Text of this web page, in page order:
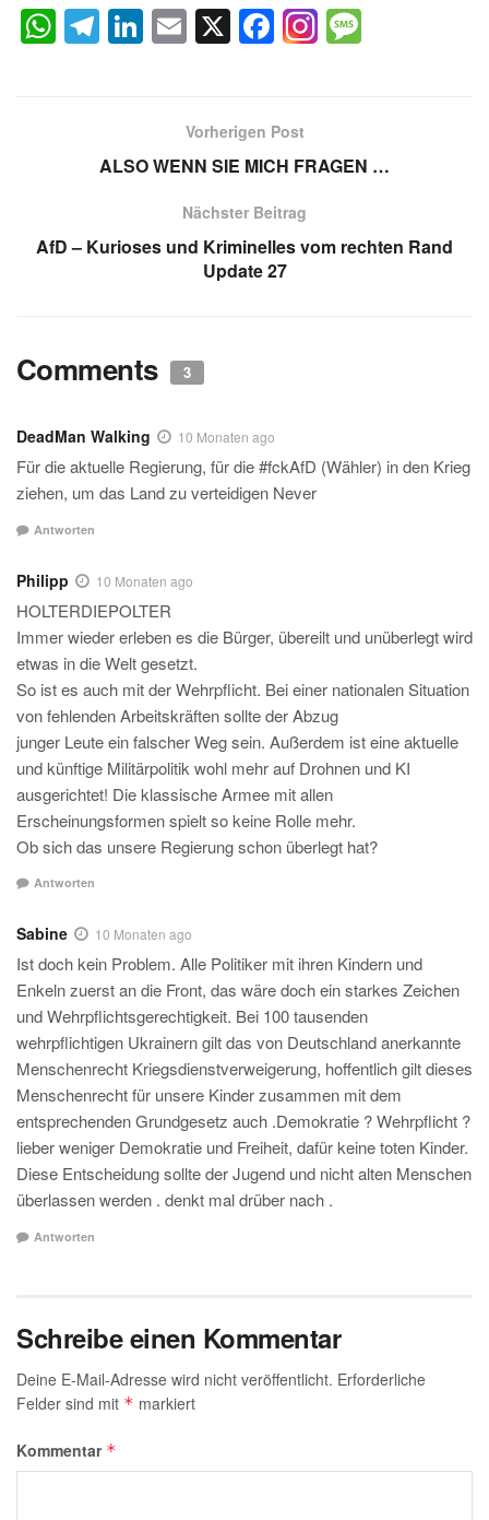
W
h
p
T
el
a
Li
n
dI
E
m
X F
a
e
b
o
o
k
g
Vorherigen Post
ALSO WENN SIE MICH FRAGEN …
Nächster Beitrag
AfD – Kurioses und Kriminelles vom rechten Rand
Update 27
Comments 3
DeadMan Walking 10 Monaten ago
Für die aktuelle Regierung, für die #fckAfD (Wähler) in den Krieg
ziehen, um das Land zu verteidigen Never
Antworten
Philipp 10 Monaten ago
HOLTERDIEPOLTER
Immer wieder erleben es die Bürger, übereilt und unüberlegt wird
etwas in die Welt gesetzt.
So ist es auch mit der Wehrpflicht. Bei einer nationalen Situation
von fehlenden Arbeitskräften sollte der Abzug
junger Leute ein falscher Weg sein. Außerdem ist eine aktuelle
und künftige Militärpolitik wohl mehr auf Drohnen und KI
ausgerichtet! Die klassische Armee mit allen
Erscheinungsformen spielt so keine Rolle mehr.
Ob sich das unsere Regierung schon überlegt hat?
Antworten
Sabine 10 Monaten ago
Ist doch kein Problem. Alle Politiker mit ihren Kindern und
Enkeln zuerst an die Front, das wäre doch ein starkes Zeichen
und Wehrpflichtsgerechtigkeit. Bei 100 tausenden
wehrpflichtigen Ukrainern gilt das von Deutschland anerkannte
Menschenrecht Kriegsdienstverweigerung, hoffentlich gilt dieses
Menschenrecht für unsere Kinder zusammen mit dem
entsprechenden Grundgesetz auch .Demokratie ? Wehrpflicht ?
lieber weniger Demokratie und Freiheit, dafür keine toten Kinder.
Diese Entscheidung sollte der Jugend und nicht alten Menschen
überlassen werden . denkt mal drüber nach .
Antworten
Schreibe einen Kommentar
Deine E-Mail-Adresse wird nicht veröffentlicht. Erforderliche
Felder sind mit * markiert
Kommentar *